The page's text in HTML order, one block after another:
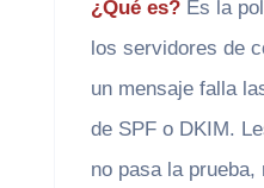
¿Qué es?Es la
los servidores de
un mensaje falla
de SPF o DKIM.
no pasa la prueba,